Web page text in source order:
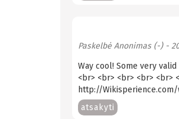
Paskelbė Anonimas (-)-
Way cool! Some very
<br> <br> <br> <br>
http://
atsakyti